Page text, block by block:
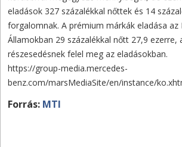
eladások 327 százalékkal nőttek és 14
forgalomnak. A prémium márkák eladása az
Államokban 29 százalékkal nőtt 27,9 ezerre,
részesedésnek felel meg az eladásokban.
https://group-media.mercedes-
benz.com/marsMediaSite/en/instance/
Forrás: MTI